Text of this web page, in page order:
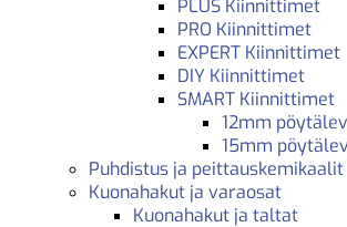
PLUS Kiinnittimet
PRO Kiinnittimet
EXPERT Kiinnittimet
DIY Kiinnittimet
SMART Kiinnittimet
12mm
15mm
Puhdistus ja peittauskemikaalit
Kuonahakut ja varaosat
Kuonahakut ja taltat